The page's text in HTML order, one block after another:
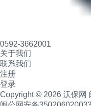
0592-3662001
关于我们
联系我们
注册
登录
Copyright © 2026 沃保网